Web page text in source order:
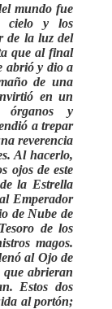
mundo fue
cielo y los
de la luz del
que al final
abrió y dio a
de una
en un
órganos y
a trepar
reverencia
Al hacerlo,
ojos de este
la Estrella
Emperador
de Nube de
de los
magos.
al Ojo de
abrieran
Estos dos
al portón;